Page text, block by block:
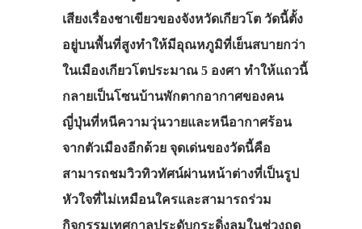
เสียงเรื่องชาเขียวของจังหวัดเกียวโต วัดนี้ตั้ง
อยู่บนพื้นที่สูงทำให้มีอุณหภูมิที่เย็นสบายกว่า
ในเมืองเกียวโตประมาณ 5 องศา ทำให้แถวนี้
กลายเป็นโซนบ้านพักตากอากาศของคน
ญี่ปุ่นที่หนีความวุ่นวายและหนีอากาศร้อน
จากตัวเมืองอีกด้วย จุดเด่นของวัดนี้คือ
สามารถชมวิวทิวทัศน์ผ่านหน้าต่างที่เป็นรูป
หัวใจที่ไม่เหมือนใครและสามารถร่วม
กิจกรรมเทศกาลประดับกระดิ่งลมในช่วงฤดู